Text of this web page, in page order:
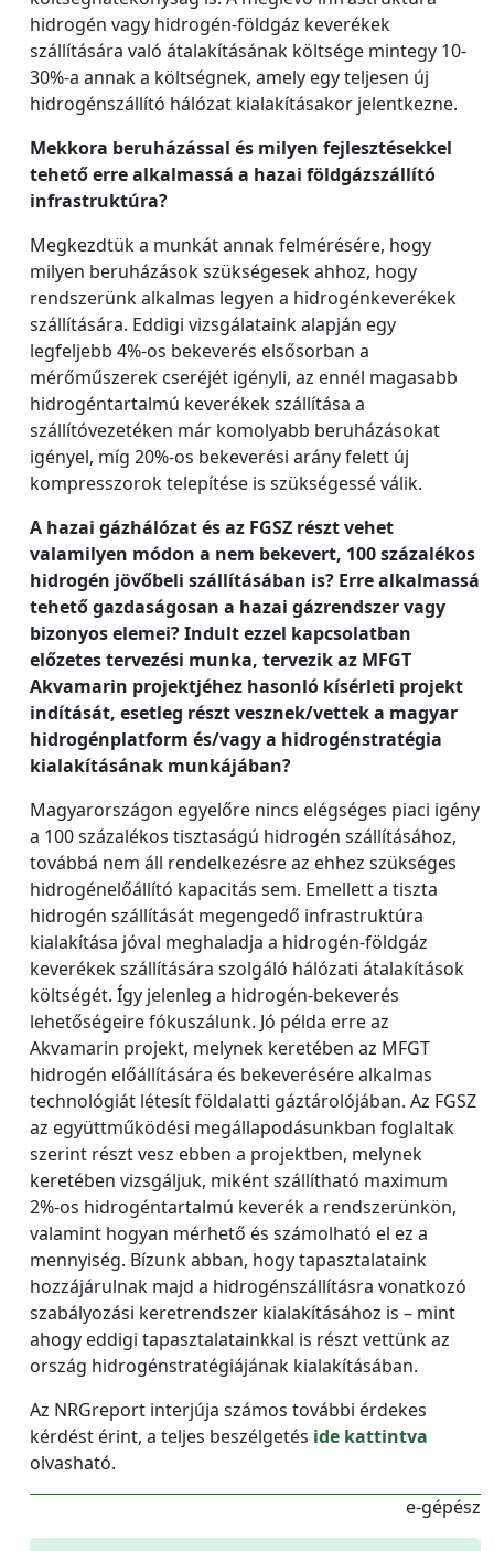
hidrogén vagy hidrogén-földgáz keverékek
szállítására való átalakításának költsége mintegy 10-
30%-a annak a költségnek, amely egy teljesen új
hidrogénszállító hálózat kialakításakor jelentkezne.
Mekkora beruházással és milyen fejlesztésekkel
tehető erre alkalmassá a hazai földgázszállító
infrastruktúra?
Megkezdtük a munkát annak felmérésére, hogy
milyen beruházások szükségesek ahhoz, hogy
rendszerünk alkalmas legyen a hidrogénkeverékek
szállítására. Eddigi vizsgálataink alapján egy
legfeljebb 4%-os bekeverés elsősorban a
mérőműszerek cseréjét igényli, az ennél magasabb
hidrogéntartalmú keverékek szállítása a
szállítóvezetéken már komolyabb beruházásokat
igényel, míg 20%-os bekeverési arány felett új
kompresszorok telepítése is szükségessé válik.
A hazai gázhálózat és az FGSZ részt vehet
valamilyen módon a nem bekevert, 100 százalékos
hidrogén jövőbeli szállításában is? Erre alkalmassá
tehető gazdaságosan a hazai gázrendszer vagy
bizonyos elemei? Indult ezzel kapcsolatban
előzetes tervezési munka, tervezik az MFGT
Akvamarin projektjéhez hasonló kísérleti projekt
indítását, esetleg részt vesznek/vettek a magyar
hidrogénplatform és/vagy a hidrogénstratégia
kialakításának munkájában?
Magyarországon egyelőre nincs elégséges piaci igény
a 100 százalékos tisztaságú hidrogén szállításához,
továbbá nem áll rendelkezésre az ehhez szükséges
hidrogénelőállító kapacitás sem. Emellett a tiszta
hidrogén szállítását megengedő infrastruktúra
kialakítása jóval meghaladja a hidrogén-földgáz
keverékek szállítására szolgáló hálózati átalakítások
költségét. Így jelenleg a hidrogén-bekeverés
lehetőségeire fókuszálunk. Jó példa erre az
Akvamarin projekt, melynek keretében az MFGT
hidrogén előállítására és bekeverésére alkalmas
technológiát létesít földalatti gáztárolójában. Az FGSZ
az együttműködési megállapodásunkban foglaltak
szerint részt vesz ebben a projektben, melynek
keretében vizsgáljuk, miként szállítható maximum
2%-os hidrogéntartalmú keverék a rendszerünkön,
valamint hogyan mérhető és számolható el ez a
mennyiség. Bízunk abban, hogy tapasztalataink
hozzájárulnak majd a hidrogénszállításra vonatkozó
szabályozási keretrendszer kialakításához is – mint
ahogy eddigi tapasztalatainkkal is részt vettünk az
ország hidrogénstratégiájának kialakításában.
Az NRGreport interjúja számos további érdekes
kérdést érint, a teljes beszélgetés ide kattintva
olvasható.
e-gépész